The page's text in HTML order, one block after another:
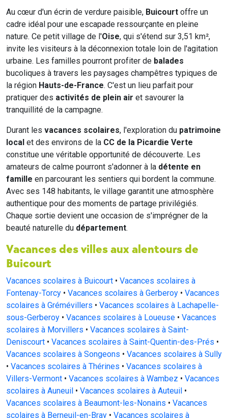
Au cœur d'un écrin de verdure paisible, Buicourt offre un
cadre idéal pour une escapade ressourçante en pleine
nature. Ce petit village de l'Oise, qui s'étend sur 3,51 km²,
invite les visiteurs à la déconnexion totale loin de l'agitation
urbaine. Les familles pourront profiter de balades
bucoliques à travers les paysages champêtres typiques de
la région Hauts-de-France. C'est un lieu parfait pour
pratiquer des activités de plein air et savourer la
tranquillité de la campagne.
Durant les vacances scolaires, l'exploration du patrimoine
local et des environs de la CC de la Picardie Verte
constitue une véritable opportunité de découverte. Les
amateurs de calme pourront s'adonner à la détente en
famille en parcourant les sentiers qui bordent la commune.
Avec ses 148 habitants, le village garantit une atmosphère
authentique pour des moments de partage privilégiés.
Chaque sortie devient une occasion de s'imprégner de la
beauté naturelle du département.
Vacances des villes aux alentours de
Buicourt
Vacances scolaires à Buicourt • Vacances scolaires à
Fontenay-Torcy • Vacances scolaires à Gerberoy • Vacances
scolaires à Grémévillers • Vacances scolaires à Lachapelle-
sous-Gerberoy • Vacances scolaires à Loueuse • Vacances
scolaires à Morvillers • Vacances scolaires à Saint-
Deniscourt • Vacances scolaires à Saint-Quentin-des-Prés •
Vacances scolaires à Songeons • Vacances scolaires à Sully
• Vacances scolaires à Thérines • Vacances scolaires à
Villers-Vermont • Vacances scolaires à Wambez • Vacances
scolaires à Auneuil • Vacances scolaires à Auteuil •
Vacances scolaires à Beaumont-les-Nonains • Vacances
scolaires à Berneuil-en-Bray • Vacances scolaires à